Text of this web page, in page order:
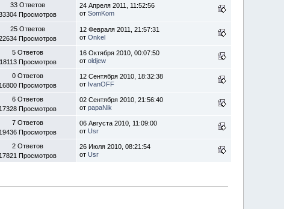
33 Ответов
Просмотров
24 Апреля 2011, 11:52:56
отSomKom
25 Ответов
Просмотров
12 Февраля 2011, 21:57:31
отOnkel
5 Ответов
18113 Просмотров
16 Октября 2010, 00:07:50
отoldjew
0 Ответов
16800 Просмотров
12 Сентября 2010, 18:32:38
от IvanOFF
6 Ответов
17328 Просмотров
02 Сентября 2010, 21:56:40
отpapaNik
7 Ответов
19436 Просмотров
06 Августа 2010, 11:09:00
отUsr
2 Ответов
17821 Просмотров
26 Июля 2010, 08:21:54
отUsr